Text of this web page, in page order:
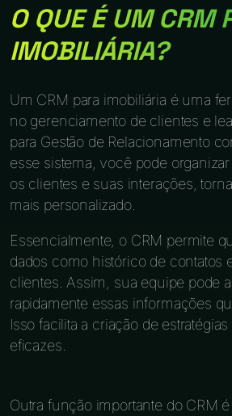
O QUE É UM CRM
IMOBILIÁRIA?
Um CRM para imobiliária é uma
no gerenciamento de clientes e
para Gestão de Relacionamento
esse sistema, você pode
os clientes e suas interações,
mais personalizado.
Essencialmente, o CRM permite
dados como histórico de contatos
clientes. Assim, sua equipe pode
rapidamente essas informações
Isso facilita a criação de
eficazes.
Outra função importante do CRM